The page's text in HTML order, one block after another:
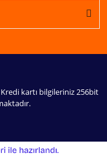
kartı bilgileriniz 256bit
e-